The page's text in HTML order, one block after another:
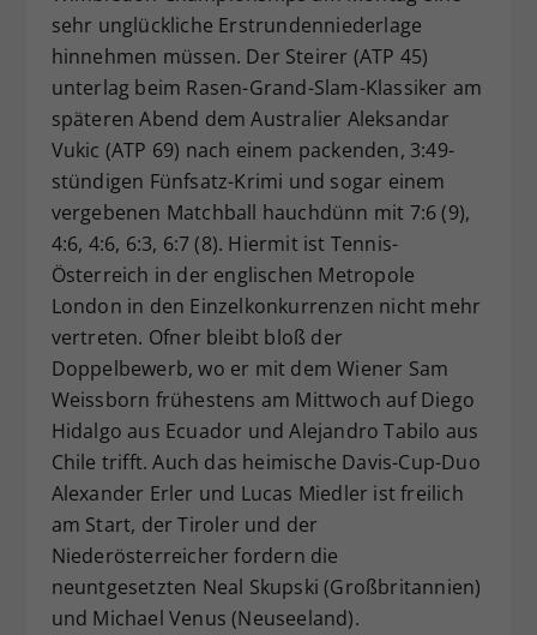
sehr unglückliche Erstrundenniederlage
hinnehmen müssen. Der Steirer (ATP 45)
unterlag beim Rasen-Grand-Slam-Klassiker am
späteren Abend dem Australier Aleksandar
Vukic (ATP 69) nach einem packenden, 3:49-
stündigen Fünfsatz-Krimi und sogar einem
vergebenen Matchball hauchdünn mit 7:6 (9),
4:6, 4:6, 6:3, 6:7 (8). Hiermit ist Tennis-
Österreich in der englischen Metropole
London in den Einzelkonkurrenzen nicht mehr
vertreten. Ofner bleibt bloß der
Doppelbewerb, wo er mit dem Wiener Sam
Weissborn frühestens am Mittwoch auf Diego
Hidalgo aus Ecuador und Alejandro Tabilo aus
Chile trifft. Auch das heimische Davis-Cup-Duo
Alexander Erler und Lucas Miedler ist freilich
am Start, der Tiroler und der
Niederösterreicher fordern die
neuntgesetzten Neal Skupski (Großbritannien)
und Michael Venus (Neuseeland).
Zweck
Dieser Wert speichert Ihre Consent-
Einstellungen. Unter anderem eine
zufällig generierte ID, für die
historische Speicherung Ihrer
Webseiten-Betreiber dies eingestellt
hat.